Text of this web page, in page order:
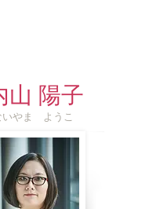
山 陽子
いやま ようこ